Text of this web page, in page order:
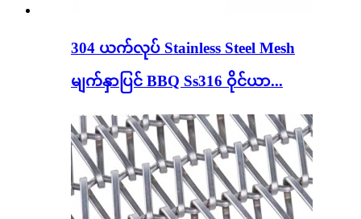
304 ယက်လုပ် Stainless Steel Mesh
မျက်နှာပြင် BBQ Ss316 ဝိုင်ယာ...